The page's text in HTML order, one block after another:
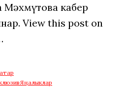
кабер
View this post on
Яңалыклар